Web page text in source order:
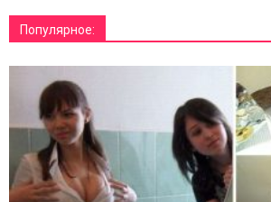
Популярное: